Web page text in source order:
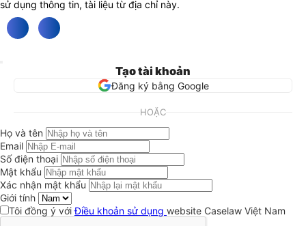
sử dụng thông tin, tài liệu từ địa chỉ này.
Tạo tài khoản
Đăng ký bằng Google
HOẶC
Họ và tên
Email
Số điện thoại
Mật khẩu
Xác nhận mật khẩu
Giới tính
Tôi đồng ý vớiĐiều khoản sử dụng website Caselaw Việt Nam